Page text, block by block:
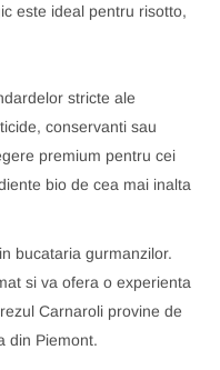
este ideal pentru risotto,
stricte ale
conservanti sau
premium pentru cei
bio de cea mai inalta
bucataria gurmanzilor.
si va ofera o experienta
Carnaroli provine de
din Piemont.